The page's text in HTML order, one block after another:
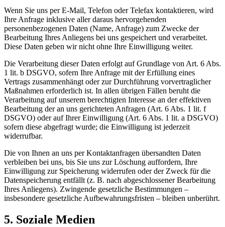
Wenn Sie uns per E-Mail, Telefon oder Telefax kontaktieren, wird
Ihre Anfrage inklusive aller daraus hervorgehenden
personenbezogenen Daten (Name, Anfrage) zum Zwecke der
Bearbeitung Ihres Anliegens bei uns gespeichert und verarbeitet.
Diese Daten geben wir nicht ohne Ihre Einwilligung weiter.
Die Verarbeitung dieser Daten erfolgt auf Grundlage von Art. 6 Abs.
1 lit. b DSGVO, sofern Ihre Anfrage mit der Erfüllung eines
Vertrags zusammenhängt oder zur Durchführung vorvertraglicher
Maßnahmen erforderlich ist. In allen übrigen Fällen beruht die
Verarbeitung auf unserem berechtigten Interesse an der effektiven
Bearbeitung der an uns gerichteten Anfragen (Art. 6 Abs. 1 lit. f
DSGVO) oder auf Ihrer Einwilligung (Art. 6 Abs. 1 lit. a DSGVO)
sofern diese abgefragt wurde; die Einwilligung ist jederzeit
widerrufbar.
Die von Ihnen an uns per Kontaktanfragen übersandten Daten
verbleiben bei uns, bis Sie uns zur Löschung auffordern, Ihre
Einwilligung zur Speicherung widerrufen oder der Zweck für die
Datenspeicherung entfällt (z. B. nach abgeschlossener Bearbeitung
Ihres Anliegens). Zwingende gesetzliche Bestimmungen –
insbesondere gesetzliche Aufbewahrungsfristen – bleiben unberührt.
5. Soziale Medien